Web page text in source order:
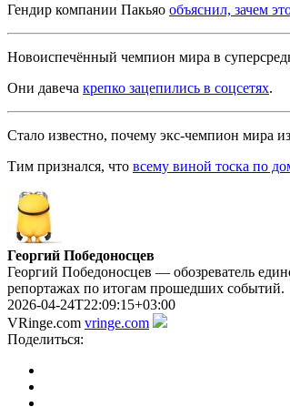
Гендир компании Пакьяо объяснил, зачем
Новоиспечённый чемпион мира в
Они давеча крепко зацепились в соцсетях.
Стало известно, почему экс-чемпион мира
Тим признался, что всему виной тоска по
Георгий Победоносцев
Георгий Победоносцев — обозреватель
репортажах по итогам прошедших событий.
2026-04-24T22:09:15+03:00
VRinge.com vringe.com
Поделиться: